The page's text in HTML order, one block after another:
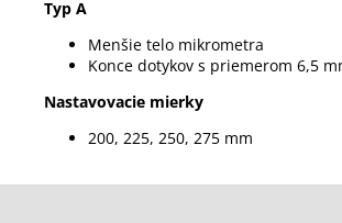
Typ A
Menšie telo mikrometra
Konce dotykov s priemerom 6,5
Nastavovacie mierky
200, 225, 250, 275 mm